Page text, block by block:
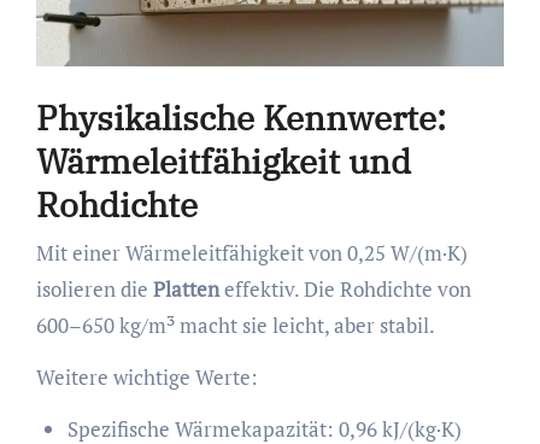
Physikalische Kennwerte:
Wärmeleitfähigkeit und
Rohdichte
Mit einer Wärmeleitfähigkeit von 0,25 W/(m·K)
isolieren die Platteneffektiv. Die Rohdichte von
600–650 kg/m³ macht sie leicht, aber stabil.
Weitere wichtige Werte:
Spezifische Wärmekapazität: 0,96 kJ/(kg·K)